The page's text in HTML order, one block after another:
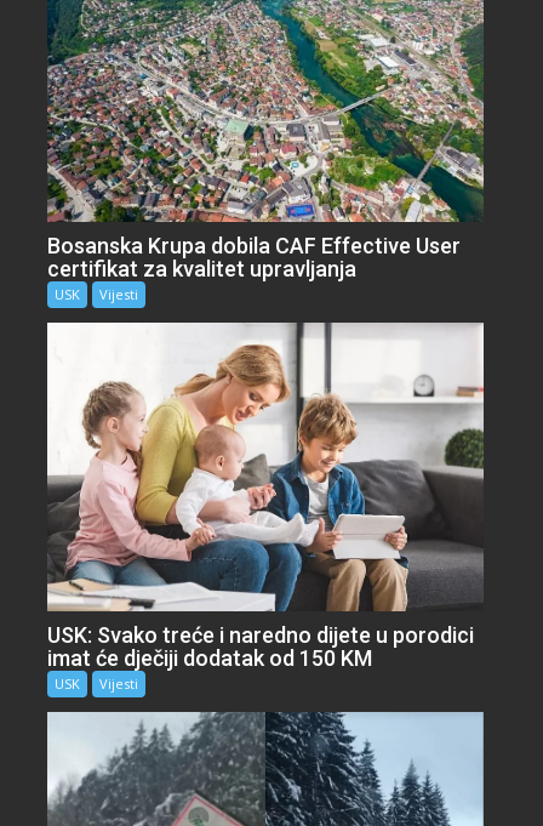
Bosanska Krupa dobila CAF Effective User
certifikat za kvalitet upravljanja
USK Vijesti
USK: Svako treće i naredno dijete u porodici
imat će dječiji dodatak od 150 KM
USK Vijesti